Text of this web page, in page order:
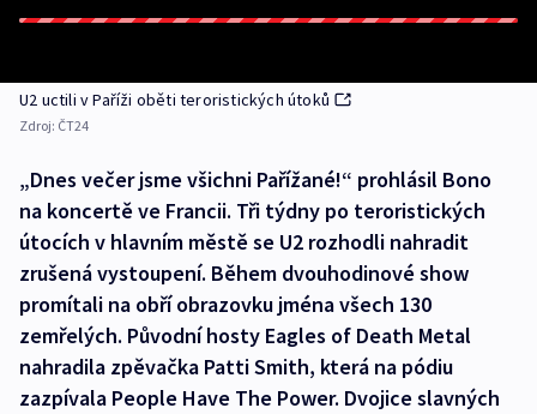
U2 uctili v Paříži oběti teroristických útoků
Zdroj: ČT24
„Dnes večer jsme všichni Pařížané!“ prohlásil Bono
na koncertě ve Francii. Tři týdny po teroristických
útocích v hlavním městě se U2 rozhodli nahradit
zrušená vystoupení. Během dvouhodinové show
promítali na obří obrazovku jména všech 130
zemřelých. Původní hosty Eagles of Death Metal
nahradila zpěvačka Patti Smith, která na pódiu
zazpívala People Have The Power. Dvojice slavných